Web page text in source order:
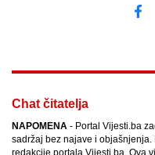
Chat čitatelja
NAPOMENA - Portal Vijesti.ba
sadržaj bez najave i
redakcije portala Vijesti.ba. Ova